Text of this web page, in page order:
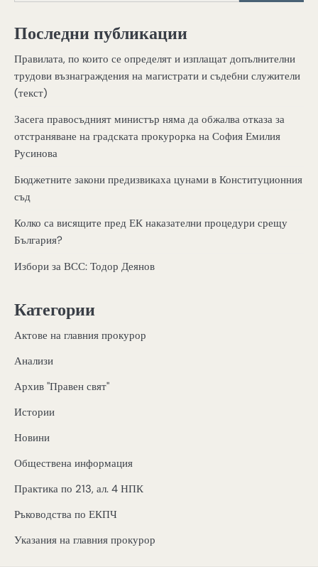
Последни публикации
Правилата, по които се определят и изплащат допълнителни
трудови възнаграждения на магистрати и съдебни служители
(текст)
Засега правосъдният министър няма да обжалва отказа за
отстраняване на градската прокурорка на София Емилия
Русинова
Бюджетните закони предизвикаха цунами в Конституционния
съд
Колко са висящите пред ЕК наказателни процедури срещу
България?
Избори за ВСС: Тодор Деянов
Категории
Актове на главния прокурор
Анализи
Архив "Правен свят"
Истории
Новини
Обществена информация
Практика по 213, ал. 4 НПК
Ръководства по ЕКПЧ
Указания на главния прокурор